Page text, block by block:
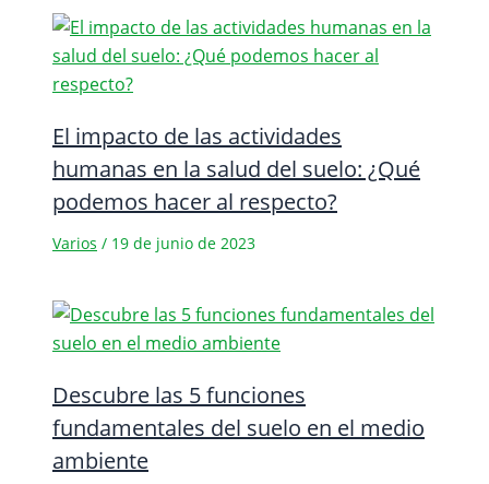
El impacto de las actividades
humanas en la salud del suelo: ¿Qué
podemos hacer al respecto?
Varios / 19 de junio de 2023
Descubre las 5 funciones
fundamentales del suelo en el medio
ambiente